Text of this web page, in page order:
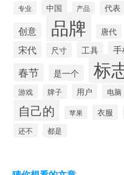
专业 中国 产品 代表
创意 品牌 唐代
宋代 尺寸 工具
春节 是一个 标
游戏 牌子 用户 电脑
自己的 苹果 衣服
还不 都是